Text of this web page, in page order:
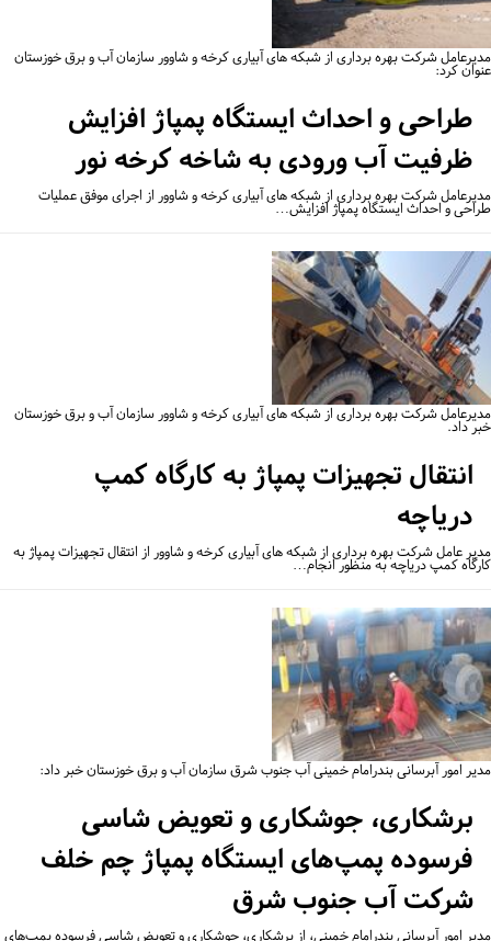
شرکت بهره برداری از شبکه های آبیاری کرخه و شاوور سازمان آب و برق خوزستان
کرد:
طراحی و احداث ایستگاه پمپاژ افزایش
ظرفیت آب ورودی به شاخه کرخه نور
شرکت بهره برداری از شبکه های آبیاری کرخه و شاوور از اجرای موفق عملیات
و احداث ایستگاه پمپاژ افزایش…
شرکت بهره برداری از شبکه های آبیاری کرخه و شاوور سازمان آب و برق خوزستان
داد.
انتقال تجهیزات پمپاژ به کارگاه کمپ
دریاچه
عامل شرکت بهره برداری از شبکه های آبیاری کرخه و شاوور از انتقال تجهیزات پمپاژ به
کمپ دریاچه به منظور انجام…
امور آبرسانی بندرامام خمینی آب جنوب شرق سازمان آب و برق خوزستان خبر داد:
برشکاری، جوشکاری و تعویض شاسی
فرسوده پمپ‌های ایستگاه پمپاژ چم خلف
شرکت آب جنوب شرق
امور آبرسانی بندرامام خمینی، از برشکاری، جوشکاری و تعویض شاسی فرسوده پمپ‌های